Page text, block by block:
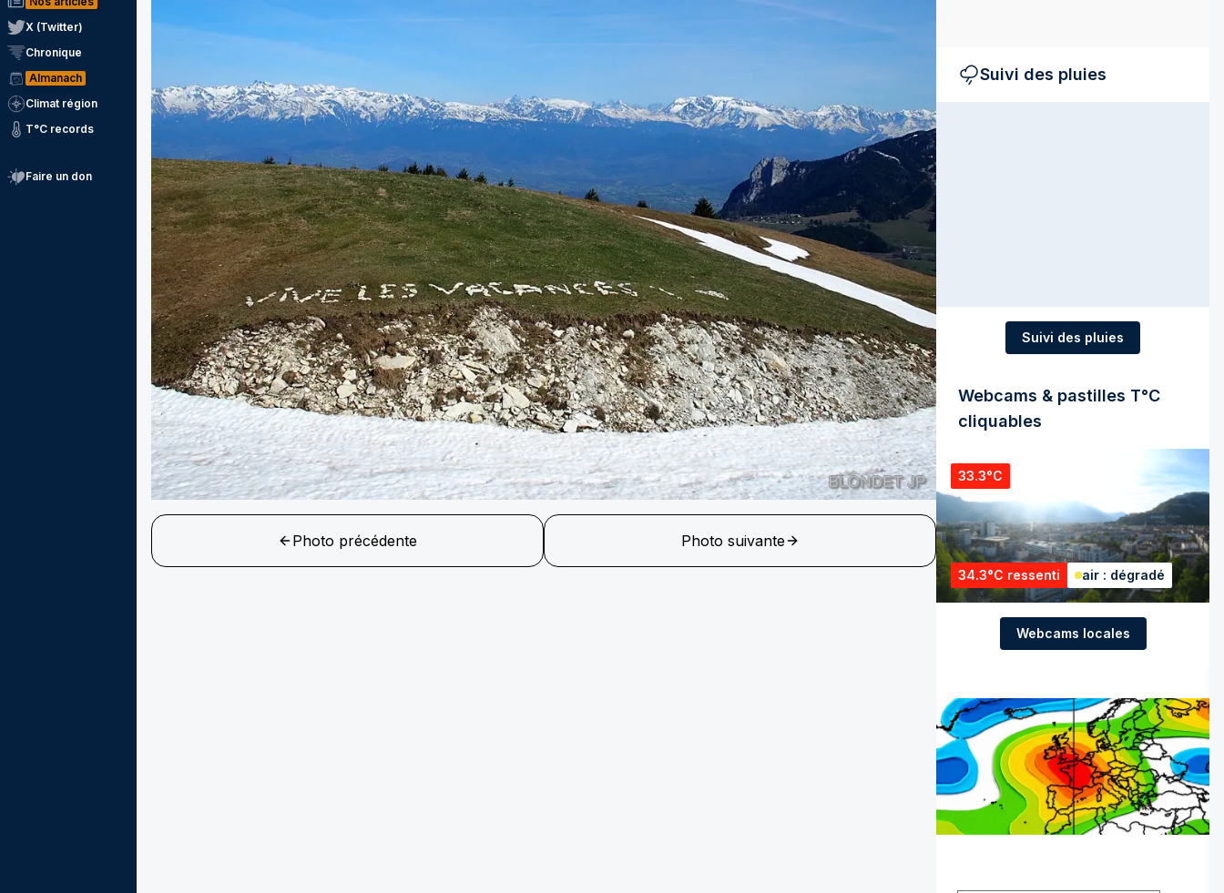
X (Twitter)
Chronique
Almanach
Climat région
T°C records
Faire un don
Photo précédente Photo suivante
Suivi des pluies
Suivi des pluies
Webcams & pastilles T°C
cliquables
33.3°C
34.3°C ressenti air : dégradé
Webcams locales